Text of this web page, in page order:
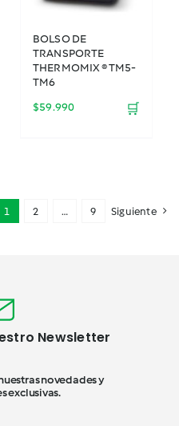
BOLSO DE
TRANSPORTE
THERMOMIX ® TM5-
TM6
$59.990 🛒
1 2 … 9 Siguiente
Newsletter
novedades y
exclusivas.